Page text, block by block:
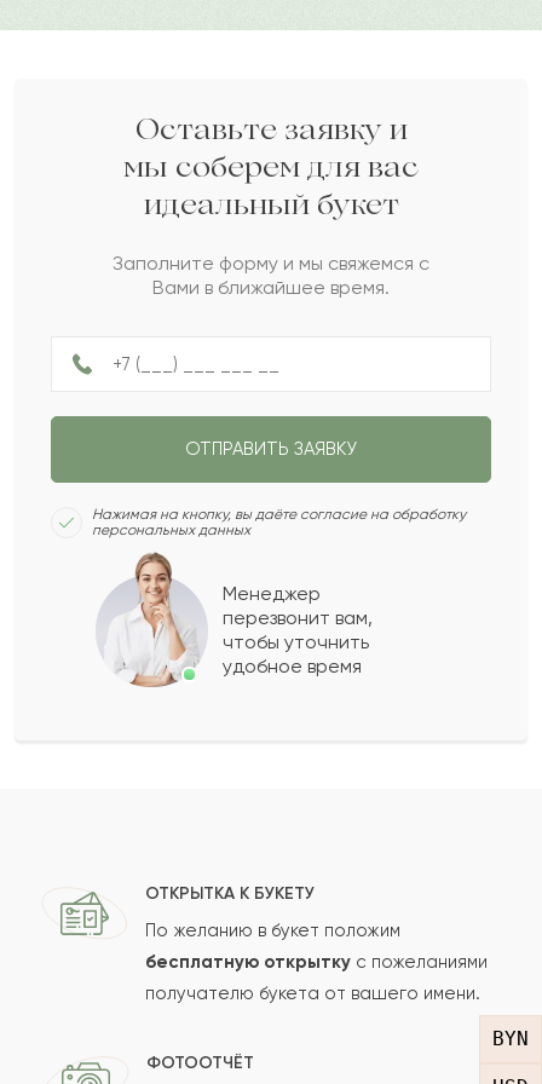
BYN
М 2022-08-19
Мелисса
2022-08-12
Борислава
2022-06-07
Полина
Анфиса
М Мариан
Сержан
Показать еще
Ваш e-mail
Отзыв
Оставьте заявку и
мы соберем для вас
идеальный букет
Заполните форму и мы свяжемся с
Вами в ближайшее время.
ОТПРАВИТЬ ЗАЯВКУ
Нажимая на кнопку, вы даёте согласие на обработку
персональных данных
Менеджер
перезвонит вам,
чтобы уточнить
удобное время
ОТКРЫТКА К БУКЕТУ
По желанию в букет положим
бесплатную открытку с пожеланиями
получателю букета от вашего имени.
ФОТООТЧЁТ